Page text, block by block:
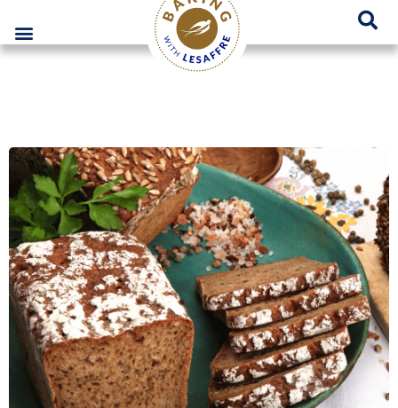
Lesaffre Polska – Miejsce innowacyjnych rozwiązań piekarniczych
GO